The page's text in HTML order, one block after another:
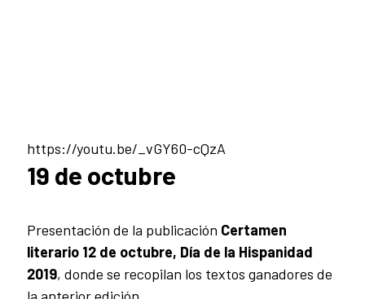
https://youtu.be/_vGY60-cQzA
19 de octubre
Presentación de la publicación Certamen
literario 12 de octubre, Día de la Hispanidad
2019, donde se recopilan los textos ganadores de